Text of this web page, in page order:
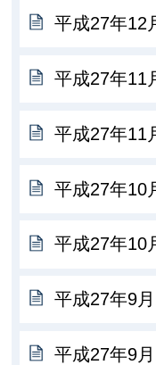
平成27年12
平成27年11
平成27年11
平成27年10
平成27年10
平成27年9
平成27年9